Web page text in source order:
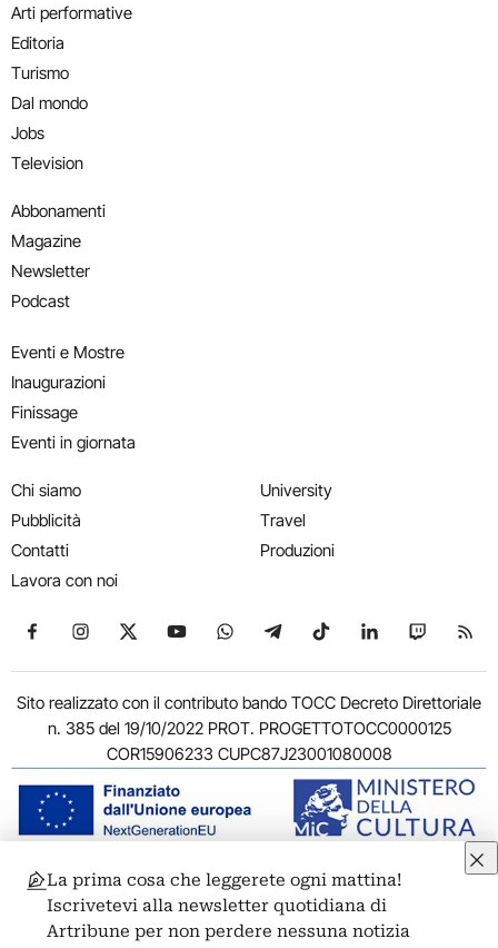
Arti performative
Editoria
Turismo
Dal mondo
Jobs
Television
Abbonamenti
Magazine
Newsletter
Podcast
Eventi e Mostre
Inaugurazioni
Finissage
Eventi in giornata
Chi siamo
Pubblicità
Contatti
Lavora con noi
University
Travel
Produzioni
Seguici su Facebook
Seguici su Instagram
Seguici su X
Seguici su YouTube
Seguici su WhatsApp
Seguici su Telegram
Seguici su TikTok
Seguici su
Seguici
Sito realizzato con il contributo bando TOCC Decreto Direttoriale
n. 385 del 19/10/2022 PROT. PROGETTOTOCC0000125
COR15906233 CUPC87J23001080008
© 2011-2026 ARTRIBUNE srl – Corso Vittorio Emanuele II, 287 –
00186 Roma - P.I. 11381581005
Privacy: Responsabile della protezione dei dati personali
La prima cosa che leggerete ogni mattina!
Iscrivetevi alla newsletter quotidiana di
Artribune per non perdere nessuna notizia